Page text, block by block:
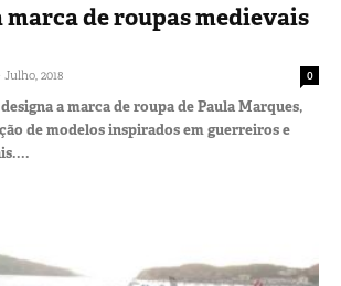
de roupas medievais
Julho, 2018 0
a marca de roupa de Paula Marques,
de modelos inspirados em guerreiros e